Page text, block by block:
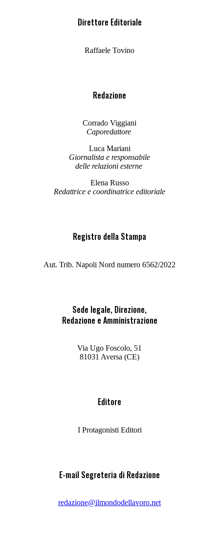
Direttore Editoriale
Raffaele Tovino
Redazione
Corrado Viggiani
Caporedattore
Luca Mariani
Giornalista e responsabile
delle relazioni esterne
Elena Russo
Redattrice e coordinatrice editoriale
Registro della Stampa
Aut. Trib. Napoli Nord numero 6562/2022
Sede legale, Direzione,
Redazione e Amministrazione
Via Ugo Foscolo, 51
81031 Aversa (CE)
Editore
I Protagonisti Editori
E-mail Segreteria di Redazione
redazione@ilmondodellavoro.net